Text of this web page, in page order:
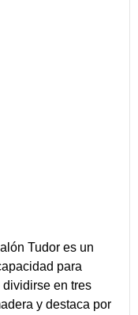
Tudor es un
para
en tres
y destaca por